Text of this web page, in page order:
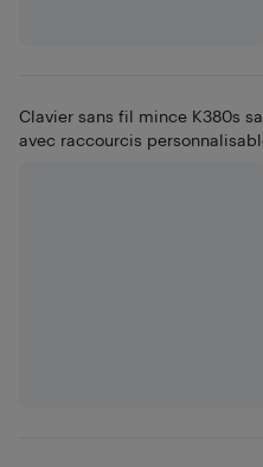
Clavier sans fil mince K380s
avec raccourcis